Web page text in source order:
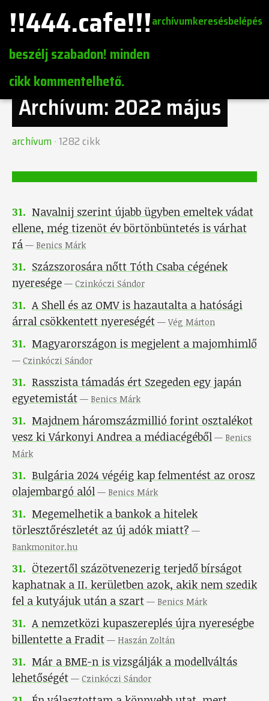
!!444.cafe!!!
beszélj szabadon! minden
cikk kommentelhető.
archívumkeresésbelépés
Archívum: 2022 május
archívum · 1282cikk
31. Navalnij szerint újabb ügyben emeltek vádat
ellene, még tizenöt év börtönbüntetés is várhat
rá — Benics Márk
31. Százszorosára nőtt Tóth Csaba cégének
nyeresége — Czinkóczi Sándor
31. A Shell és az OMV is hazautalta a hatósági
árral csökkentett nyereségét —Vég Márton
31. Magyarországon is megjelent a majomhimlő
— Czinkóczi Sándor
31. Rasszista támadás ért Szegeden egy japán
egyetemistát — Benics Márk
31. Majdnem háromszázmillió forint osztalékot
vesz ki Várkonyi Andrea a médiacégéből — Benics
Márk
31. Bulgária 2024 végéig kap felmentést az orosz
olajembargó alól — Benics Márk
31. Megemelhetik a bankok a hitelek
törlesztőrészletét az új adók miatt? —
Bankmonitor.hu
31. Ötezertől százötvenezerig terjedő bírságot
kaphatnak a II. kerületben azok, akik nem szedik
fel a kutyájuk után a szart — Benics Márk
31. A nemzetközi kupaszereplés újra nyereségbe
billentette a Fradit — Haszán Zoltán
31. Már a BME-n is vizsgálják a modellváltás
lehetőségét — Czinkóczi Sándor